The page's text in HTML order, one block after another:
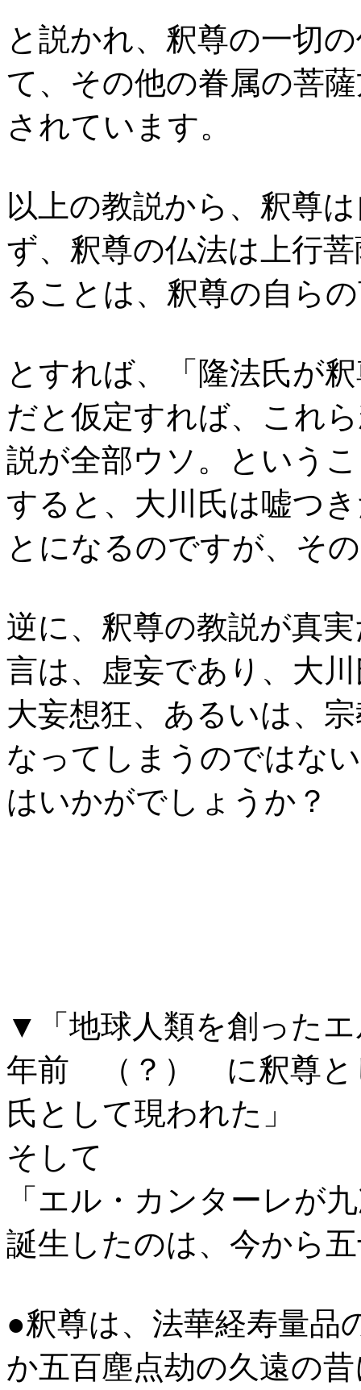
と説かれ、釈尊の一切
て、その他の眷属の菩
されています。
以上の教説から、釈尊
ず、釈尊の仏法は上行
ることは、釈尊の自ら
とすれば、「隆法氏が
だと仮定すれば、これ
説が全部ウソ。という
すると、大川氏は嘘つ
とになるのですが、そ
逆に、釈尊の教説が真
言は、虚妄であり、大
大妄想狂、あるいは、
なってしまうのではな
はいかがでしょうか？
▼「地球人類を創った
年前 （？） に釈尊と
氏として現われた」
そして
「エル・カンターレが
誕生したのは、今から
●釈尊は、法華経寿量品
か五百塵点劫の久遠の